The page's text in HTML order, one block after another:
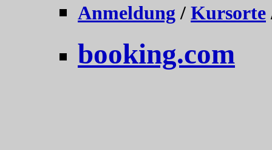
Anmeldung/ Kursorte
booking.com